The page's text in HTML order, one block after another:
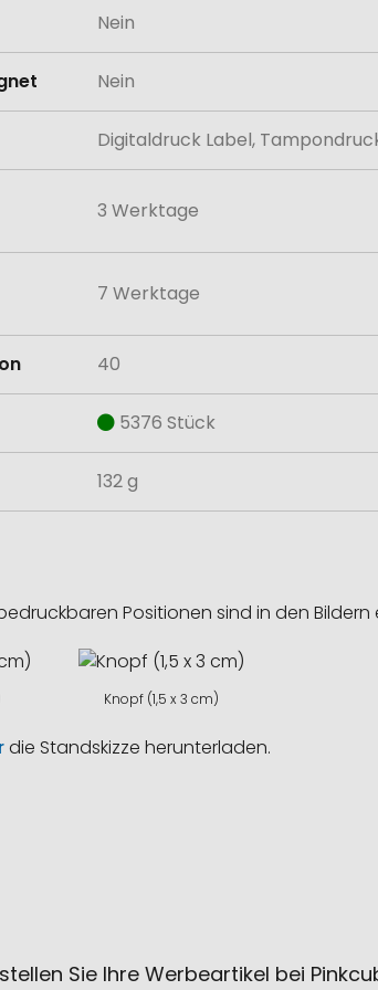
Nein
Nein
Digitaldruck Label,
3 Werktage
7 Werktage
40
5376 Stück
132 g
Positionen sind in den
Knopf (1,5 x 3 cm)
die Standskizze herunterladen.
Sie Ihre Werbeartikel bei